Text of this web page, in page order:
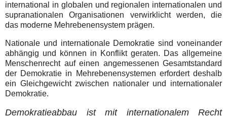
international in globalen und regionalen internationalen und
supranationalen Organisationen verwirklicht werden, die
das moderne Mehrebenensystem prägen.
Nationale und internationale Demokratie sind voneinander
abhängig und können in Konflikt geraten. Das allgemeine
Menschenrecht auf einen angemessenen Gesamtstandard
der Demokratie in Mehrebenensystemen erfordert deshalb
ein Gleichgewicht zwischen nationaler und internationaler
Demokratie.
Demokratieabbau ist mit internationalem Recht